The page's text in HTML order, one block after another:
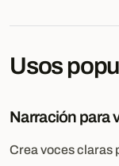
Usos
Narración para
Crea voces claras